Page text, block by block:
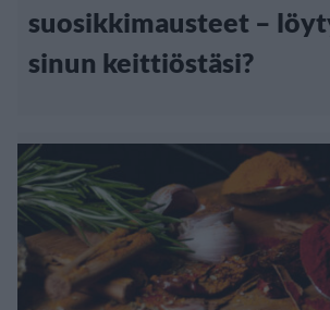
suosikkimausteet –
sinun keittiöstäsi?